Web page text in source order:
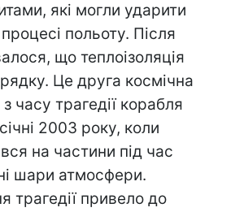
які могли ударити
польоту. Після
що теплоізоляція
Це друга космічна
з часу трагедії корабля
2003 року, коли
на частини під час
шари атмосфери.
трагедії привело до